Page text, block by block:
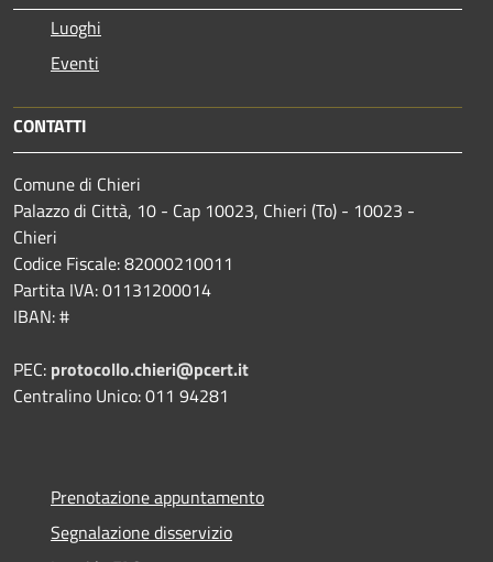
Luoghi
Eventi
CONTATTI
Comune di Chieri
Palazzo di Città, 10 - Cap 10023, Chieri (To) - 10023 -
Chieri
Codice Fiscale: 82000210011
Partita IVA: 01131200014
IBAN: #
PEC: protocollo.chieri@pcert.it
Centralino Unico: 011 94281
Prenotazione appuntamento
Segnalazione disservizio